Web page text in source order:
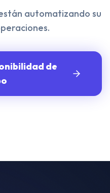
automatizando su
de